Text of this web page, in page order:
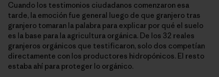
Cuando los testimonios ciudadanos comenzaron esa
tarde, la emoción fue general luego de que granjero tras
granjero tomaran la palabra para explicar por qué el suelo
es la base para la agricultura orgánica. De los 32 reales
granjeros orgánicos que testificaron, solo dos competían
directamente con los productores hidropónicos. El resto
estaba ahí para proteger lo orgánico.